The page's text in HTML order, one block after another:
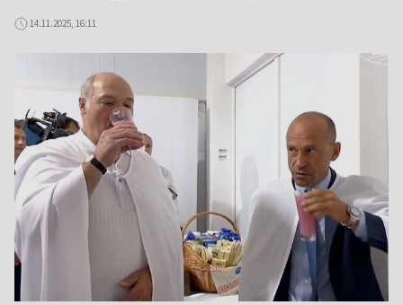
14.11.2025, 16:11